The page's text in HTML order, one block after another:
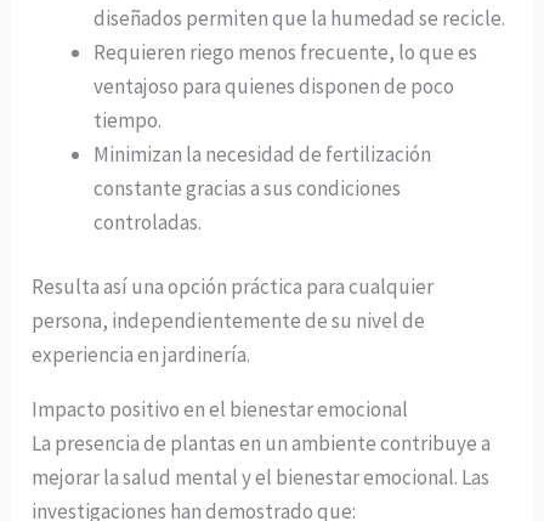
diseñados permiten que la humedad se recicle.
Requieren riego menos frecuente, lo que es
ventajoso para quienes disponen de poco
tiempo.
Minimizan la necesidad de fertilización
constante gracias a sus condiciones
controladas.
Resulta así una opción práctica para cualquier
persona, independientemente de su nivel de
experiencia en jardinería.
Impacto positivo en el bienestar emocional
La presencia de plantas en un ambiente contribuye a
mejorar la salud mental y el bienestar emocional. Las
investigaciones han demostrado que: